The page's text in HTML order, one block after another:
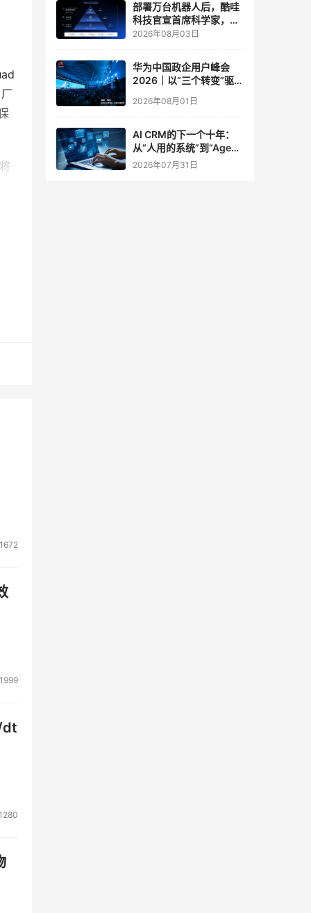
1672
1999
dt
部署万台机器人后，酷哇
科技官宣首席科学家，要
让世界模型交付生产力
2026年08月03日
华为中国政企用户峰会
2026｜以“三个转变”驱动
2026年08月01日
AI CRM的下一个十年：
从“人用的系统”到“Agent
调用的底座”
2026年07月31日